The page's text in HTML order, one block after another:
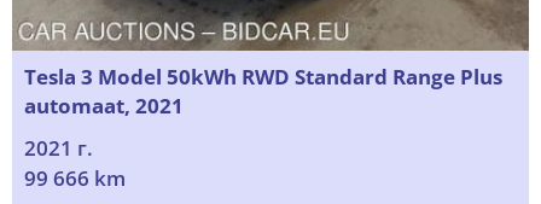
Tesla 3 Model 50kWh RWD Standard Range Plus
automaat, 2021
2021 г.
99 666 km